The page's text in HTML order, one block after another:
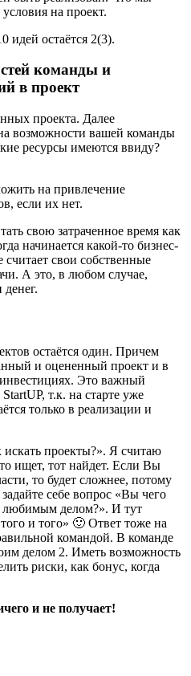
на проект.
идей остаётся 2(3).
команды и
в проект
проекта. Далее
возможности вашей команды
ресурсы имеются ввиду?
на привлечение
если их нет.
свою затраченное время как
начинается какой-то бизнес-
свои собственные
А это, в любом случае,
остаётся один. Причем
и оцененный проект и в
Это важный
т.к. на старте уже
только в реализации и
проекты?». Я считаю
ищет, тот найдет. Если Вы
то будет сложнее, потому
себе вопрос «Вы чего
любимым делом?». И тут
и того» 🙂 Ответ тоже на
командой. В команде
делом 2. Иметь возможность
риски, как бонус, когда
и не получает!